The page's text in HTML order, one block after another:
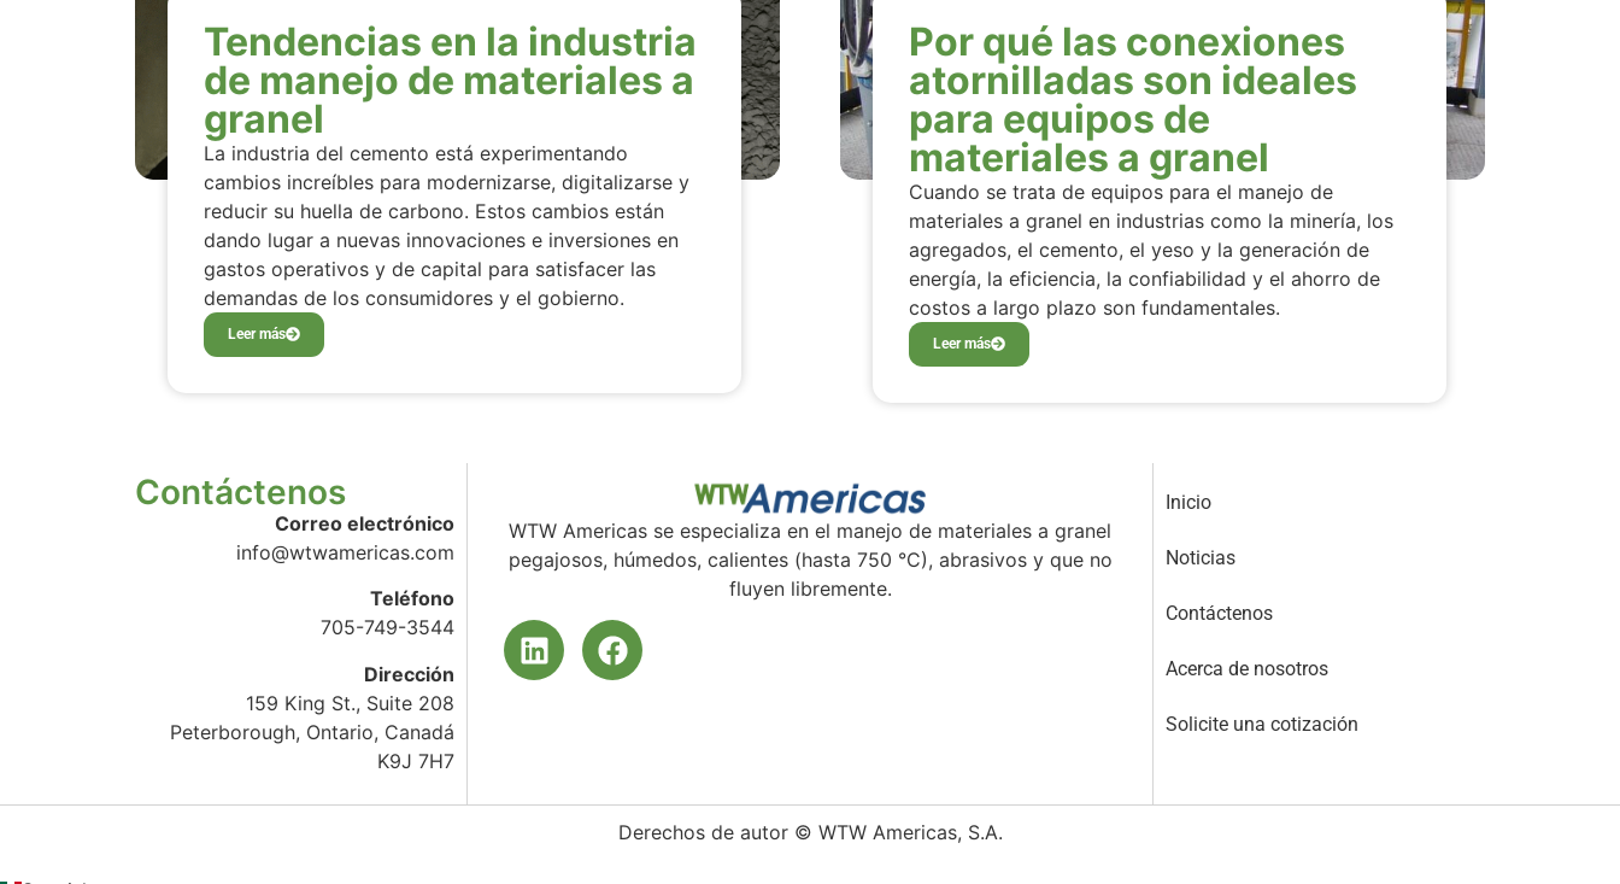
Tendencias en la industria
de manejo de materiales a
granel
La industria del cemento está experimentando
cambios increíbles para modernizarse, digitalizarse y
reducir su huella de carbono. Estos cambios están
dando lugar a nuevas innovaciones e inversiones en
gastos operativos y de capital para satisfacer las
demandas de los consumidores y el gobierno.
Leer más
Por qué las conexiones
atornilladas son ideales
para equipos de
materiales a granel
Cuando se trata de equipos para el manejo de
materiales a granel en industrias como la minería, los
agregados, el cemento, el yeso y la generación de
energía, la eficiencia, la confiabilidad y el ahorro de
costos a largo plazo son fundamentales.
Leer más
Contáctenos
Correo electrónico
info@wtwamericas.com
Teléfono
705-749-3544
Dirección
159 King St., Suite 208
Peterborough, Ontario, Canadá
K9J 7H7
WTW Americas se especializa en el manejo de materiales a granel
pegajosos, húmedos, calientes (hasta 750 °C), abrasivos y que no
fluyen libremente.
Inicio
Noticias
Contáctenos
Acerca de nosotros
Solicite una cotización
Derechos de autor © WTW Americas, S.A.